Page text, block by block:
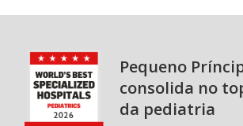
Pequeno
consolida no
da pediatria